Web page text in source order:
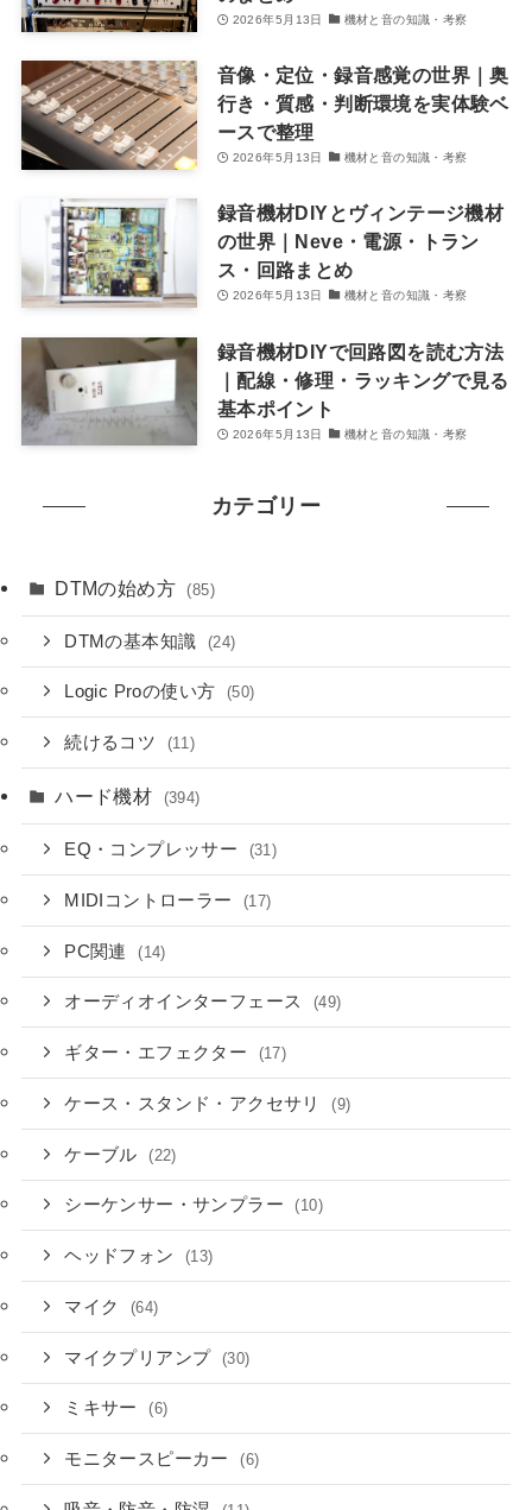
2026年5月13日 機材と音の知識・考察
音像・定位・録音感覚の世界｜奥
行き・質感・判断環境を実体験ベ
ースで整理
2026年5月13日 機材と音の知識・考察
録音機材DIYとヴィンテージ機材
の世界｜Neve・電源・トラン
ス・回路まとめ
2026年5月13日 機材と音の知識・考察
録音機材DIYで回路図を読む方法
｜配線・修理・ラッキングで見る
基本ポイント
2026年5月13日 機材と音の知識・考察
カテゴリー
DTMの始め方 (85)
DTMの基本知識 (24)
Logic Proの使い方 (50)
続けるコツ (11)
ハード機材 (394)
EQ・コンプレッサー (31)
MIDIコントローラー (17)
PC関連 (14)
オーディオインターフェース (49)
ギター・エフェクター (17)
ケース・スタンド・アクセサリ (9)
ケーブル (22)
シーケンサー・サンプラー (10)
ヘッドフォン (13)
マイク (64)
マイクプリアンプ (30)
ミキサー (6)
モニタースピーカー (6)